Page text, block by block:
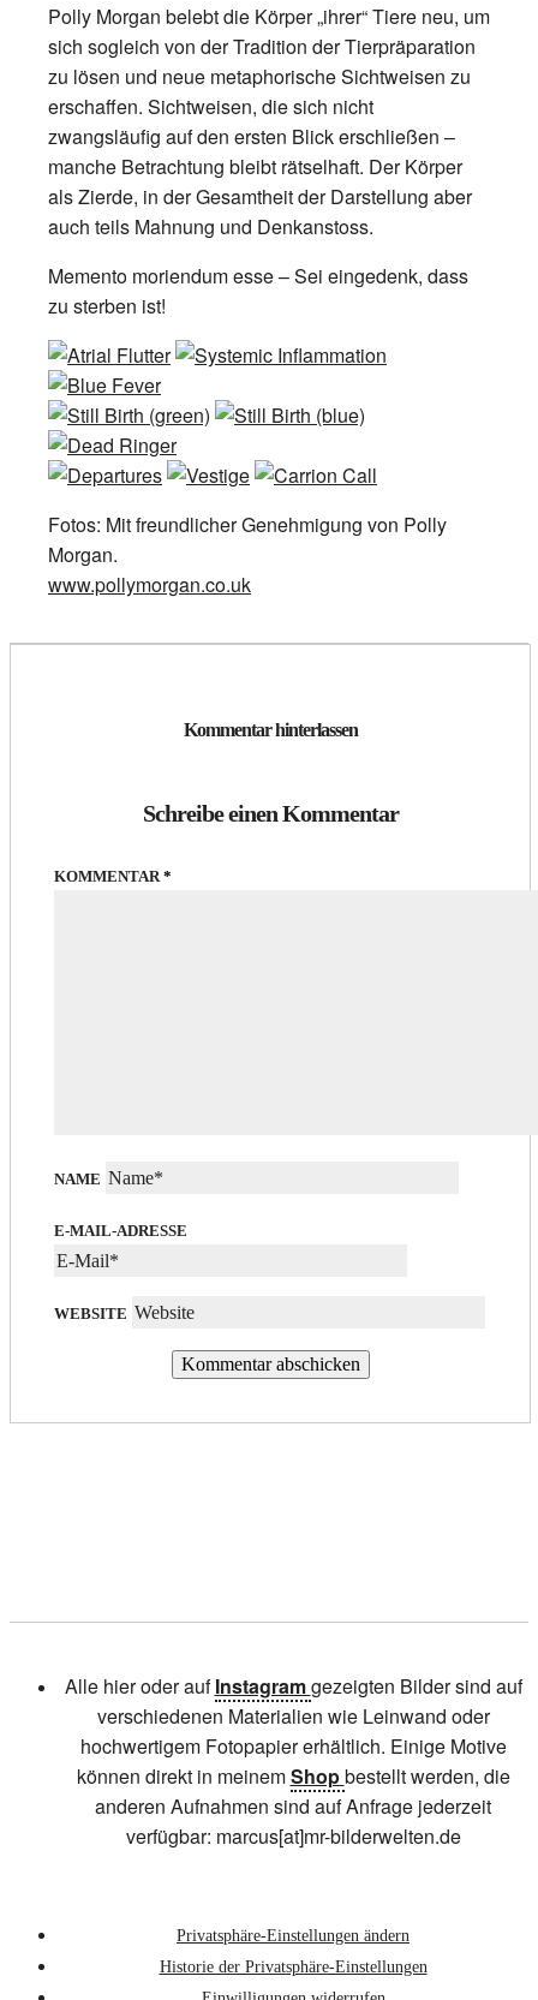
Polly Morgan belebt die Körper „ihrer“ Tiere neu, um
sich sogleich von der Tradition der Tierpräparation
zu lösen und neue metaphorische Sichtweisen zu
erschaffen. Sichtweisen, die sich nicht
zwangsläufig auf den ersten Blick erschließen –
manche Betrachtung bleibt rätselhaft. Der Körper
als Zierde, in der Gesamtheit der Darstellung aber
auch teils Mahnung und Denkanstoss.
Memento moriendum esse – Sei eingedenk, dass
zu sterben ist!
Fotos: Mit freundlicher Genehmigung von Polly
Morgan.
www.pollymorgan.co.uk
Kommentar hinterlassen
Schreibe einen Kommentar
KOMMENTAR*
NAME
E-MAIL-ADRESSE
WEBSITE
Alle hier oder aufInstagramgezeigten Bilder sind auf
verschiedenen Materialien wie Leinwand oder
hochwertigem Fotopapier erhältlich. Einige Motive
können direkt in meinemShopbestellt werden, die
anderen Aufnahmen sind auf Anfrage jederzeit
verfügbar: marcus[at]mr-bilderwelten.de
Privatsphäre-Einstellungen ändern
Historie der Privatsphäre-Einstellungen